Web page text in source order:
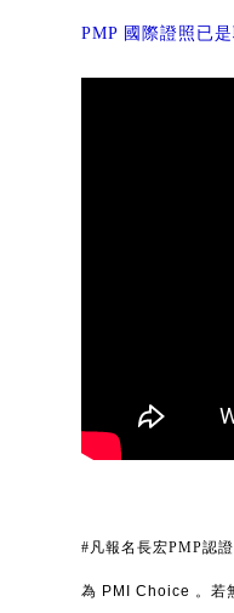
PMP 國際證照已
#凡報名長宏PMP認
為 PMI Choice 。若